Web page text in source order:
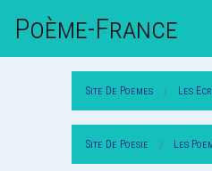
Poème-FrAnce
Site De Poemes Les
Site De Poesie Les